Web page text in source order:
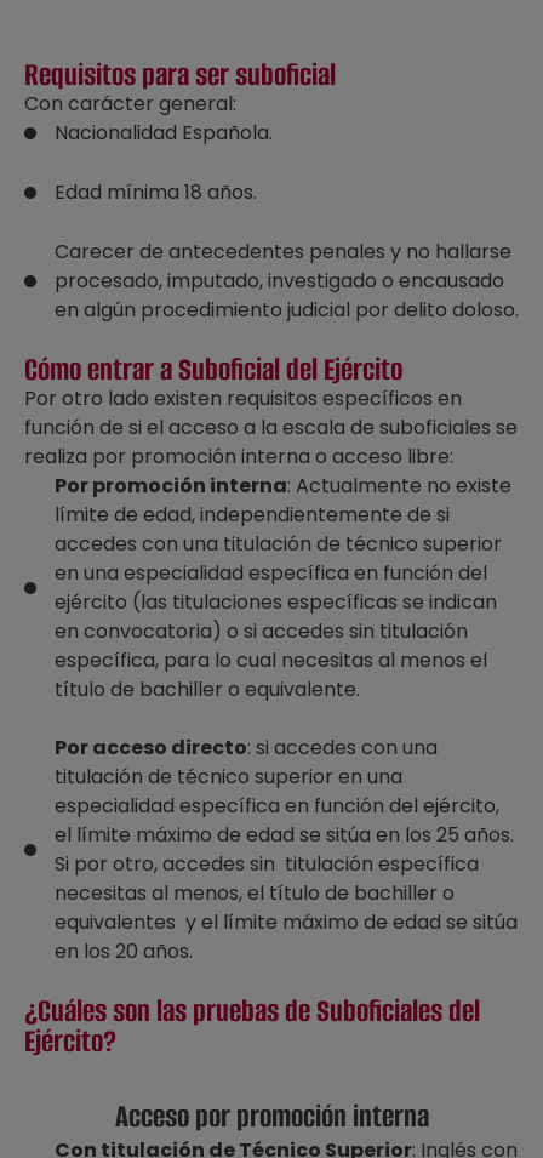
Requisitos para ser suboficial
Con carácter general:
Nacionalidad Española.
Edad mínima 18 años.
Carecer de antecedentes penales y no hallarse
procesado, imputado, investigado o encausado
en algún procedimiento judicial por delito doloso.
Cómo entrar a Suboficial del Ejército
Por otro lado existen requisitos específicos en
función de si el acceso a la escala de suboficiales se
realiza por promoción interna o acceso libre:
Por promoción interna: Actualmente no existe
límite de edad, independientemente de si
accedes con una titulación de técnico superior
en una especialidad específica en función del
ejército (las titulaciones específicas se indican
en convocatoria) o si accedes sin titulación
específica, para lo cual necesitas al menos el
título de bachiller o equivalente.
Por acceso directo: si accedes con una
titulación de técnico superior en una
especialidad específica en función del ejército,
el límite máximo de edad se sitúa en los 25 años.
Si por otro, accedes sin titulación específica
necesitas al menos, el título de bachiller o
equivalentes y el límite máximo de edad se sitúa
en los 20 años.
¿Cuáles son las pruebas de Suboficiales del
Ejército?
Acceso por promoción interna
Con titulación de Técnico Superior: Inglés con